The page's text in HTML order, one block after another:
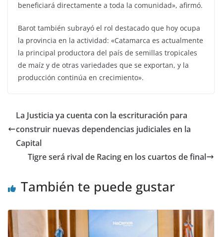
beneficiará directamente a toda la comunidad», afirmó.
Barot también subrayó el rol destacado que hoy ocupa
la provincia en la actividad: «Catamarca es actualmente
la principal productora del país de semillas tropicales
de maíz y de otras variedades que se exportan, y la
producción continúa en crecimiento».
La Justicia ya cuenta con la escrituración para
construir nuevas dependencias judiciales en la
Capital
Tigre será rival de Racing en los cuartos de final
También te puede gustar